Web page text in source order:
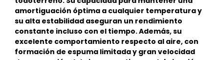
amortiguación óptima a cualquier temperatura y
su alta estabilidad aseguran un rendimiento
constante incluso con el tiempo. Además, su
excelente comportamiento respecto al aire, con
formación de espuma limitada y gran velocidad